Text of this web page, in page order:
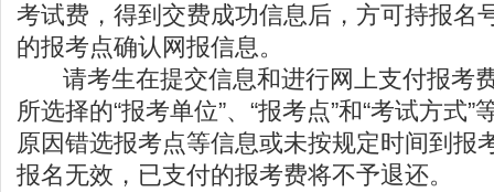
考试费，得到交费成功信息后，方可持报名
的报考点确认网报信息。
请考生在提交信息和进行网上支付报考
所选择的“报考单位”、“报考点”和“考试方式
原因错选报考点等信息或未按规定时间到报
报名无效，已支付的报考费将不予退还。